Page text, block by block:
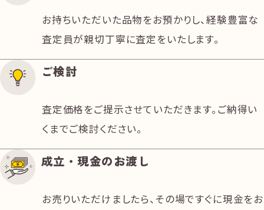
お持ちいただいた品物をお預かりし、経験豊富な
査定員が親切丁寧に査定をいたします。
ご検討
査定価格をご提示させていただきます。ご納得い
くまでご検討ください。
成立・現金のお渡し
お売りいただけましたら、その場ですぐに現金をお